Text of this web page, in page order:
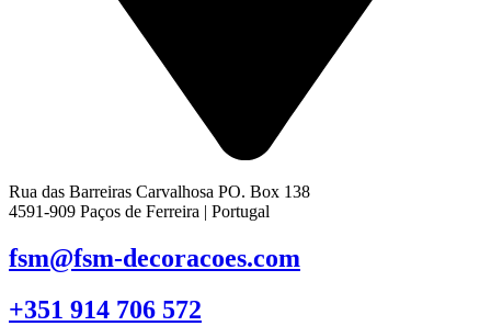
Rua das Barreiras Carvalhosa PO. Box 138
4591-909 Paços de Ferreira | Portugal
fsm@fsm-decoracoes.com
+351 914 706 572